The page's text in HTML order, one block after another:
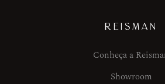
REISMAN
Conheça a
Showroom